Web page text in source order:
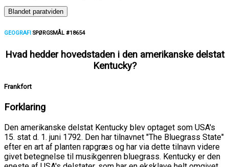
Blandet paratviden
GEOGRAFI SPØRGSMÅL #18654
Hvad hedder hovedstaden i den amerikanske delstat
Kentucky?
Frankfort
Forklaring
Den amerikanske delstat Kentucky blev optaget som USA's
15. stat d. 1. juni 1792. Den har tilnavnet "The Bluegrass State"
efter en art af planten rapgræs og har via dette tilnavn videre
givet betegnelse til musikgenren bluegrass. Kentucky er den